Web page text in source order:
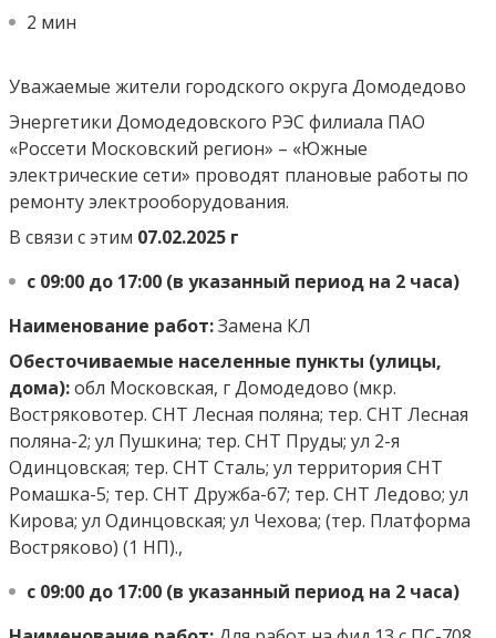
2 мин
Уважаемые жители городского округа Домодедово
Энергетики Домодедовского РЭС филиала ПАО
«Россети Московский регион» – «Южные
электрические сети» проводят плановые работы по
ремонту электрооборудования.
В связи с этим 07.02.2025 г
с 09:00 до 17:00 (в указанный период на 2 часа)
Наименование работ:Замена КЛ
Обесточиваемые населенные пункты (улицы,
дома):обл Московская, г Домодедово (мкр.
Востряковотер. СНТ Лесная поляна; тер. СНТ Лесная
поляна-2; ул Пушкина; тер. СНТ Пруды; ул 2-я
Одинцовская; тер. СНТ Сталь; ул территория СНТ
Ромашка-5; тер. СНТ Дружба-67; тер. СНТ Ледово; ул
Кирова; ул Одинцовская; ул Чехова; (тер. Платформа
Востряково) (1 НП).,
с 09:00 до 17:00 (в указанный период на 2 часа)